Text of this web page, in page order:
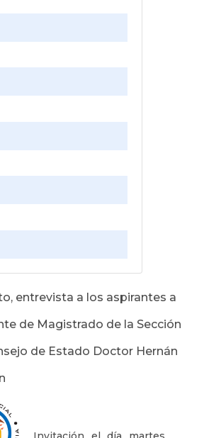
entrevista a los aspirantes a
de Magistrado de la Sección
de Estado Doctor Hernán